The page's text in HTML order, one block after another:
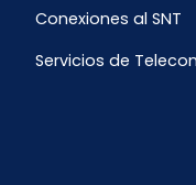
Conexiones al SNT
Servicios de